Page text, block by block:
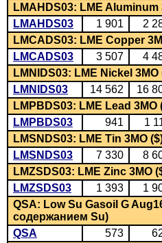
LMAHDS03: LME
LMAHDS03
1 901 2
LMCADS03: LME Copper
LMCADS03
3 507 4
LMNIDS03: LME Nickel
LMNIDS03
14 562 16
LMPBDS03: LME Lead
LMPBDS03
941 1
LMSNDS03: LME Tin 3MO
LMSNDS03
7 330 8
LMZSDS03: LME Zinc 3MO
LMZSDS03
1 393 1
QSA: Low Su Gasoil G
содержанием Su)
QSA
573